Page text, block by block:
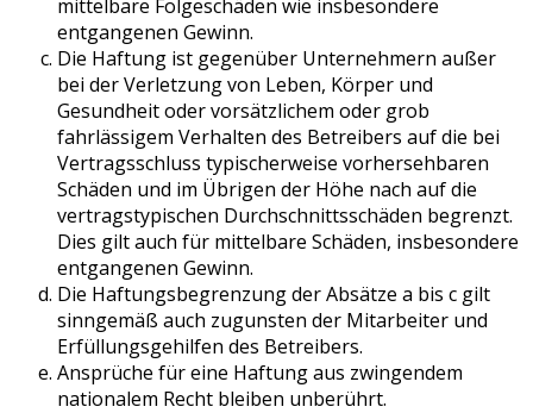
mittelbare Folgeschäden wie insbesondere
entgangenen Gewinn.
Die Haftung ist gegenüber Unternehmern außer
bei der Verletzung von Leben, Körper und
Gesundheit oder vorsätzlichem oder grob
fahrlässigem Verhalten des Betreibers auf die bei
Vertragsschluss typischerweise vorhersehbaren
Schäden und im Übrigen der Höhe nach auf die
vertragstypischen Durchschnittsschäden begrenzt.
Dies gilt auch für mittelbare Schäden, insbesondere
entgangenen Gewinn.
Die Haftungsbegrenzung der Absätze a bis c gilt
sinngemäß auch zugunsten der Mitarbeiter und
Erfüllungsgehilfen des Betreibers.
Ansprüche für eine Haftung aus zwingendem
nationalem Recht bleiben unberührt.